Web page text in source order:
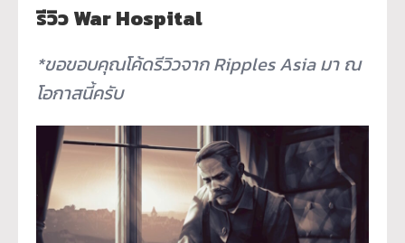
รีวิว War Hospital
*ขอขอบคุณโค้ดรีวิวจาก Ripples Asia มา ณ
โอกาสนี้ครับ